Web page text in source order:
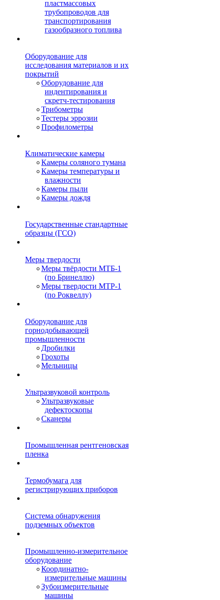
пластмассовых
трубопроводов для
транспортирования
газообразного топлива
Оборудование для
исследования материалов и их
покрытий
Оборудование для
индентирования и
скретч-тестирования
Трибометры
Тестеры эррозии
Профилометры
Климатические камеры
Камеры соляного тумана
Камеры температуры и
влажности
Камеры пыли
Камеры дождя
Государственные стандартные
образцы (ГСО)
Меры твердости
Меры твёрдости МТБ-1
(по Бринеллю)
Меры твердости МТР-1
(по Роквеллу)
Оборудование для
горнодобывающей
промышленности
Дробилки
Грохоты
Мельницы
Ультразвуковой контроль
Ультразвуковые
дефектоскопы
Сканеры
Промышленная рентгеновская
пленка
Термобумага для
регистрирующих приборов
Система обнаружения
подземных объектов
Промышленно-измерительное
оборудование
Координатно-
измерительные машины
Зубоизмерительные
машины